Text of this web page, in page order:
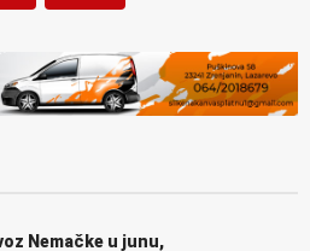
Nemačke u junu,